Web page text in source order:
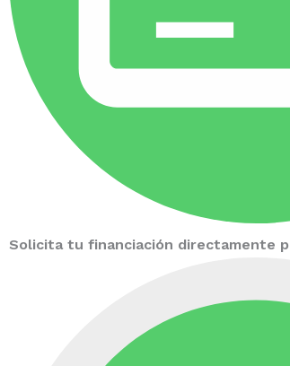
Solicita tu financiación directamente